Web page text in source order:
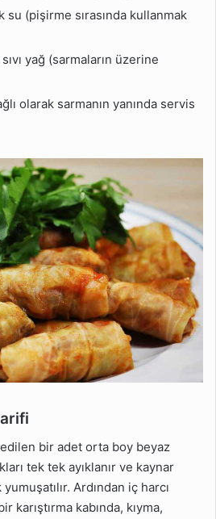
su (pişirme sırasında kullanmak
yağ (sarmaların üzerine
olarak sarmanın yanında servis
bir adet orta boy beyaz
tek tek ayıklanır ve kaynar
Ardından iç harcı
karıştırma kabında, kıyma,